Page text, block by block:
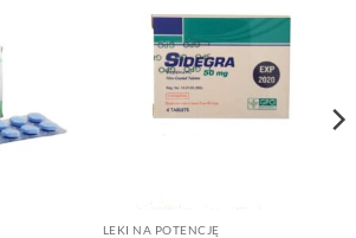
LEKI NA POTENCJĘ